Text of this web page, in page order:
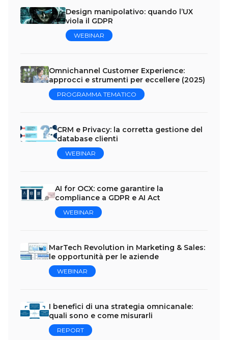
Design manipolativo: quando l’UX
viola il GDPR
WEBINAR
Omnichannel Customer Experience:
approcci e strumenti per eccellere (2025)
PROGRAMMA TEMATICO
CRM e Privacy: la corretta gestione del
database clienti
WEBINAR
AI for OCX: come garantire la
compliance a GDPR e AI Act
WEBINAR
MarTech Revolution in Marketing & Sales:
le opportunità per le aziende
WEBINAR
I benefici di una strategia omnicanale:
quali sono e come misurarli
REPORT